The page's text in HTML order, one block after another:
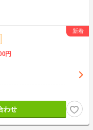
円
わせ